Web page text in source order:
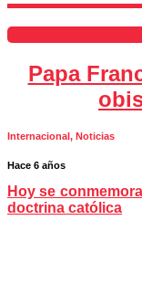
Papa
Internacional , Noticias
Hace 6 años
Hoy se
doctrina católica